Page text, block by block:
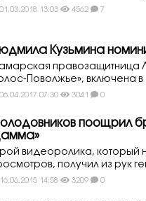
01.03.2018 13:03 4562 7
Кузьмина
правозащитница
Поволжье», включена
06.04.2017 07:30 3041 0
поощрил
видеоролика, который
получил из рук
16.06.2015 14:58 3209 0